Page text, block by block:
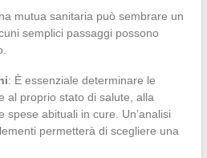
mutua sanitaria può sembrare un
semplici passaggi possono
: È essenziale determinare le
al proprio stato di salute, alla
spese abituali in cure. Un’analisi
permetterà di scegliere una